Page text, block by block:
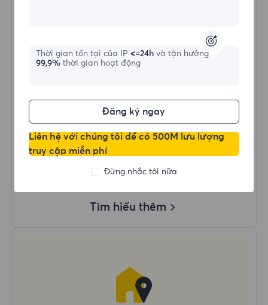
Dùng Dữ Liệu Không Giới Hạn
Sử Dụng IP Không Giới Hạn
Hơn 50 Vùng Trên Toàn Thế Giới
Proxy Dân Cư Động Thực
Tìm hiểu thêm
Thời gian tồn tại của IP <=24h và tận hưởng
99,9%thời gian hoạt động
Đăng ký ngay
Liên hệ với chúng tôi để có 500M lưu lượng
truy cập miễn phí
Đừng nhắc tôi nữa